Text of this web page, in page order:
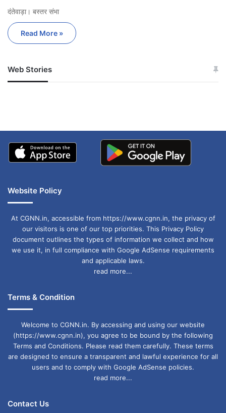
दंतेवाड़ा। बस्तर संभा
Read More »
Web Stories
जम्मू-कश्मीर में बारिश से
अपडेट
खाई में धक्का… आरोपियों ने
Website Policy
At CGNN.in, accessible from https://www.cgnn.in, the privacy of
our visitors is one of our top priorities. This Privacy Policy
document outlines the types of information we collect and how
we use it, in full compliance with Google AdSense requirements
and applicable laws.
read more...
Terms & Condition
Welcome to CGNN.in. By accessing and using our website
(https://www.cgnn.in), you agree to be bound by the following
Terms and Conditions. Please read them carefully. These terms
are designed to ensure a transparent and lawful experience for all
users and to comply with Google AdSense policies.
read more...
Contact Us